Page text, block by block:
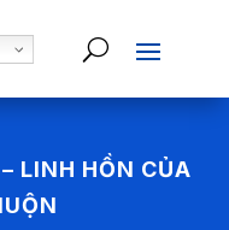
LINH HỒN CỦA